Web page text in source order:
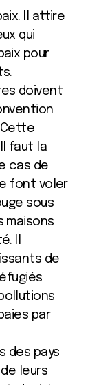
Il attire
qui
pour
doivent
Cette
faut la
cas de
font voler
sous
maisons
Il
de
par
des pays
leurs